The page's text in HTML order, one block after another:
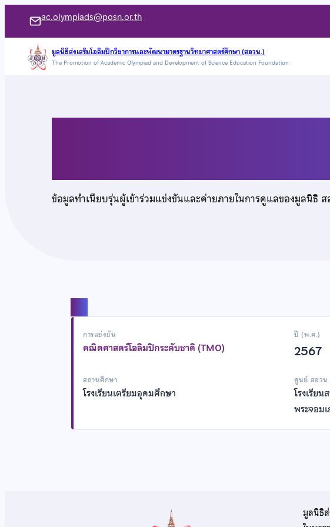
เนื้อหา
ac.olympiads@posn.or.th
มูลนิธิส่งเสริมโอลิมปิกวิชาการและพัฒนามาตรฐานวิทยาศาสตร์ศึกษา (สอวน.)
The Promotion of Academic Olympiad and Development of Science Education Foundation
ข้อมูลทำเนียบรุ่นผู้เข้าร่วมแข่งขันและค่ายภายในการดูแลของมูลนิธิ
การแข่งขัน
คณิตศาสตร์โอลิมปิกระดับชาติ (TMO)
ปี (พ.ศ.)
2567
สถานศึกษา
โรงเรียนเตรียมอุดมศึกษา
ศูนย์ สอวน.
โรงเรีย
พระจอม
มูลนิธิ